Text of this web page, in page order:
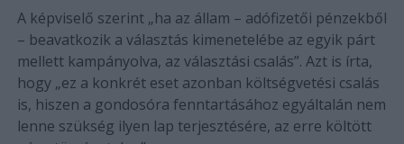
A képviselő szerint „ha az állam – adófizetői pénzekből
– beavatkozik a választás kimenetelébe az egyik párt
mellett kampányolva, az választási csalás”. Azt is írta,
hogy „ez a konkrét eset azonban költségvetési csalás
is, hiszen a gondosóra fenntartásához egyáltalán nem
lenne szükség ilyen lap terjesztésére, az erre költött